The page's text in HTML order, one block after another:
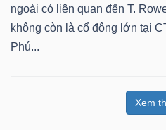
ngoài có liên quan đến T.
không còn là cổ đông lớn tại
Phú...
Xem